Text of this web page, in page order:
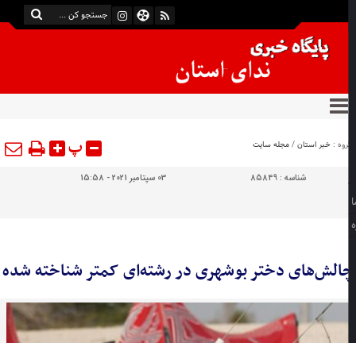
:خبر استان/مجله سایت پ
شناسه :85849 03 سپتامبر 2021 - 15:58
دختر بوشهری در رشته‌ای کمتر شناخته شده